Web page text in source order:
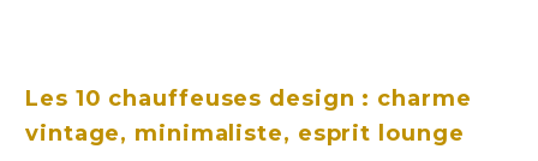
Les 10 chauffeuses design : charme
vintage, minimaliste, esprit lounge